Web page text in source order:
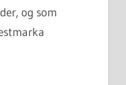
og som